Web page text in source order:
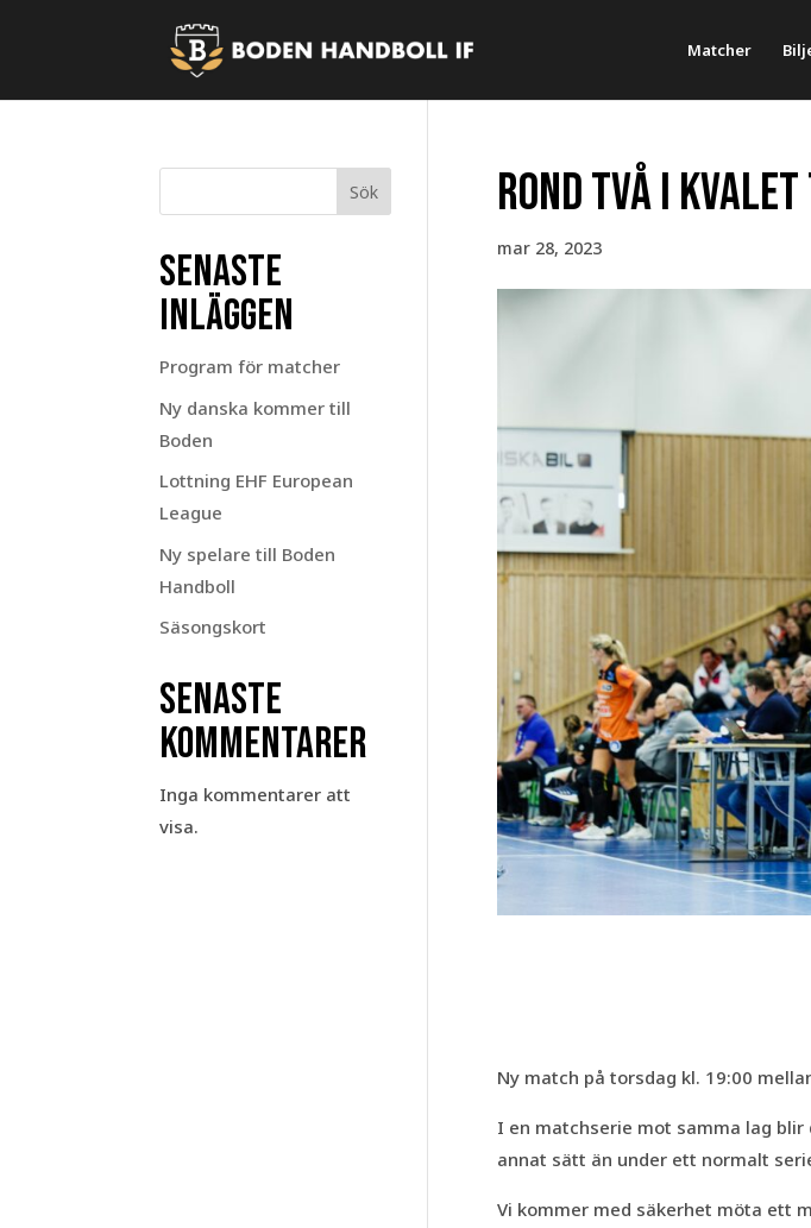
Matcher
Rond två i
mar 28, 2023
Ny match på torsdag kl. 19:00
I en matchserie mot samma lag
annat sätt än under ett normalt
Vi kommer med säkerhet möta ett
Sök
Senaste
inläggen
Program för matcher
Ny danska kommer till
Boden
Lottning EHF European
League
Ny spelare till Boden
Handboll
Säsongskort
Senaste
kommentarer
Inga kommentarer att
visa.